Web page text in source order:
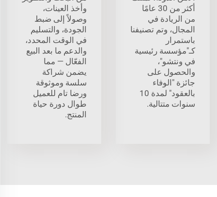
أكثر من 30 عامًا
من الريادة في
المجال، وتم تصنيفنا
باستمرار
كـ"مؤسسة رئيسية
في ونتشو"،
والحصول على
جائزة "الوفاء
بالعقود" لمدة 10
سنوات متتالية.
وأخذ العينات،
وصولاً إلى ضبط
الجودة، والتسليم
في الوقت المحدد،
والدعم ما بعد البيع
الفعّال — مما
يضمن شراكة
سلسة وموثوقة
ورضا تام للعميل
طوال دورة حياة
المنتج.